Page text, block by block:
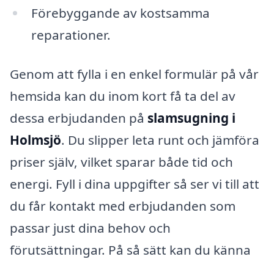
Förebyggande av kostsamma
reparationer.
Genom att fylla i en enkel formulär på vår
hemsida kan du inom kort få ta del av
dessa erbjudanden på slamsugning i
Holmsjö. Du slipper leta runt och jämföra
priser själv, vilket sparar både tid och
energi. Fyll i dina uppgifter så ser vi till att
du får kontakt med erbjudanden som
passar just dina behov och
förutsättningar. På så sätt kan du känna